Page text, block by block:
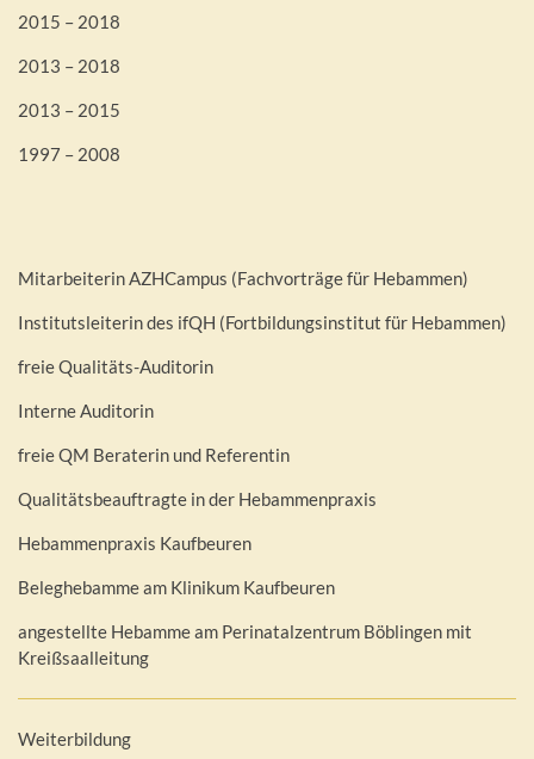
2015 – 2018
2013 – 2018
2013 – 2015
1997 – 2008
Mitarbeiterin AZHCampus (Fachvorträge für Hebammen)
Institutsleiterin des ifQH (Fortbildungsinstitut für Hebammen)
freie Qualitäts-Auditorin
Interne Auditorin
freie QM Beraterin und Referentin
Qualitätsbeauftragte in der Hebammenpraxis
Hebammenpraxis Kaufbeuren
Beleghebamme am Klinikum Kaufbeuren
angestellte Hebamme am Perinatalzentrum Böblingen mit
Kreißsaalleitung
Weiterbildung